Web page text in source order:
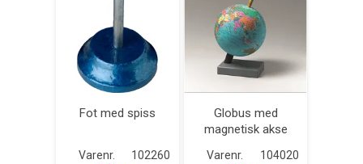
Fot med spiss
Varenr. 102260
Globus med
magnetisk akse
Varenr. 104020